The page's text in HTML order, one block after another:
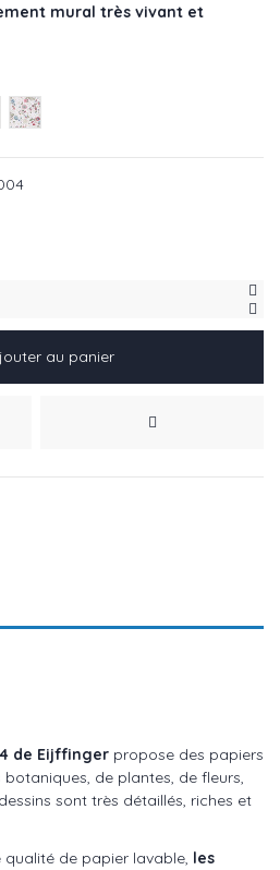
mural très vivant et
: 375002
- Réf : 375001
Blanc - Réf : 375000
au panier
de Eijffinger propose des papiers
de plantes, de fleurs,
sont très détaillés, riches et
qualité de papier lavable, les